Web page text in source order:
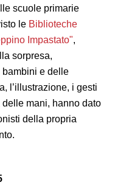
scuole primarie
le Biblioteche
Impastato",
sorpresa,
bambini e delle
l’illustrazione, i gesti
mani, hanno dato
della propria